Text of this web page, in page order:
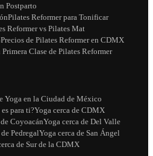
Postparto
Pilates Reformer para Tonificar
Reformer vs Pilates Mat
Precios de Pilates Reformer en CDMX
Primera Clase de Pilates Reformer
Yoga en la Ciudad de México
para ti?Yoga cerca de CDMX
CoyoacánYoga cerca de Del Valle
PedregalYoga cerca de San Ángel
de Sur de la CDMX